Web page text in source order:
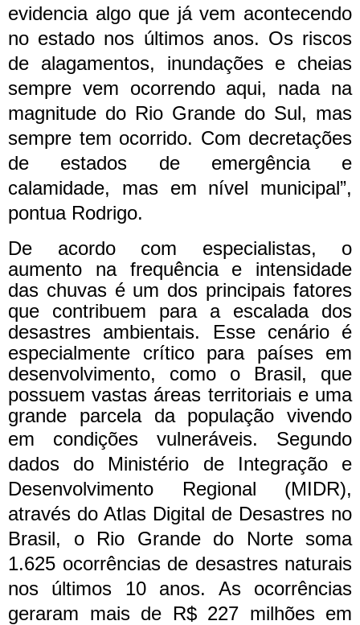
evidencia algo que já vem acontecendo
no estado nos últimos anos. Os riscos
de alagamentos, inundações e cheias
sempre vem ocorrendo aqui, nada na
magnitude do Rio Grande do Sul, mas
sempre tem ocorrido. Com decretações
de estados de emergência e
calamidade, mas em nível municipal”,
pontua Rodrigo.
De acordo com especialistas, o
aumento na frequência e intensidade
das chuvas é um dos principais fatores
que contribuem para a escalada dos
desastres ambientais. Esse cenário é
especialmente crítico para países em
desenvolvimento, como o Brasil, que
possuem vastas áreas territoriais e uma
grande parcela da população vivendo
em condições vulneráveis. Segundo
dados do Ministério de Integração e
Desenvolvimento Regional (MIDR),
através do Atlas Digital de Desastres no
Brasil, o Rio Grande do Norte soma
1.625 ocorrências de desastres naturais
nos últimos 10 anos. As ocorrências
geraram mais de R$ 227 milhões em